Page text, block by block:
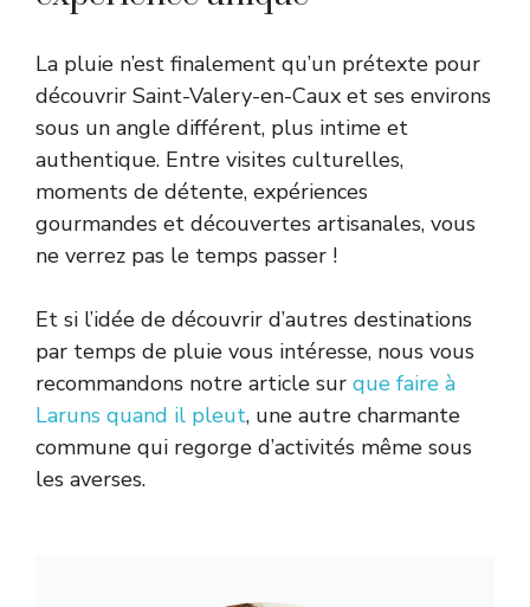
La pluie n’est finalement qu’un prétexte pour
découvrir Saint-Valery-en-Caux et ses environs
sous un angle différent, plus intime et
authentique. Entre visites culturelles,
moments de détente, expériences
gourmandes et découvertes artisanales, vous
ne verrez pas le temps passer !
Et si l’idée de découvrir d’autres destinations
par temps de pluie vous intéresse, nous vous
recommandons notre article sur que faire à
Laruns quand il pleut, une autre charmante
commune qui regorge d’activités même sous
les averses.